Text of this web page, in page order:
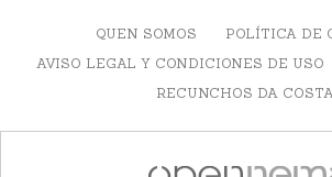
QUEN SOMOS
POLÍTICA DE
AVISO LEGAL Y CONDICIONES DE USO
RECUNCHOS DA COSTA